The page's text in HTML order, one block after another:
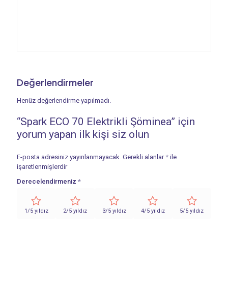
Değerlendirmeler
Henüz değerlendirme yapılmadı.
“Spark ECO 70 Elektrikli Şöminea” için
yorum yapan ilk kişi siz olun
E-posta adresiniz yayınlanmayacak. Gerekli alanlar * ile
işaretlenmişlerdir
Derecelendirmeniz *
1/5 yıldız 2/5 yıldız 3/5 yıldız 4/5 yıldız 5/5 yıldız